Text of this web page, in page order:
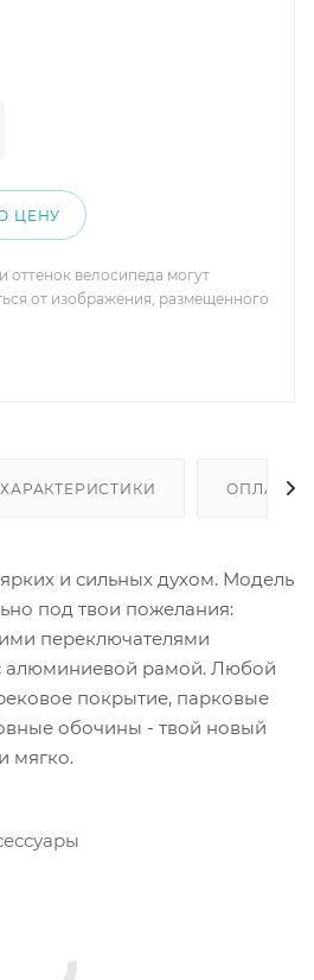
ЦЕНУ
оттенок велосипеда могут
от изображения, размещенного
ХАРАКТЕРИСТИКИ ОПЛАТА
и сильных духом. Модель
под твои пожелания:
переключателями
алюминиевой рамой. Любой
покрытие, парковые
обочины - твой новый
мягко.